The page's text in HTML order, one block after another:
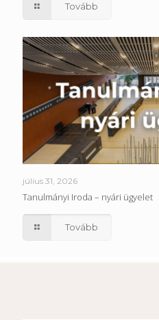
Tovább
július 31, 2026
Tanulmányi Iroda – nyári ügyelet
Tovább